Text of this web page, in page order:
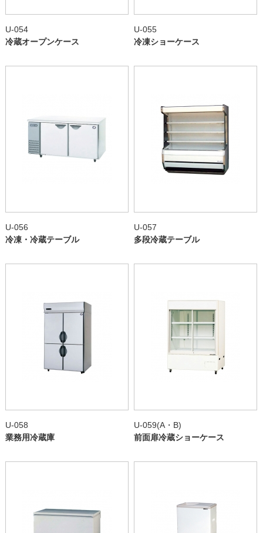
U-054
冷蔵オープンケース
U-055
冷凍ショーケース
U-056
冷凍・冷蔵テーブル
U-057
多段冷蔵テーブル
U-058
業務用冷蔵庫
U-059(A・B)
前面扉冷蔵ショーケース